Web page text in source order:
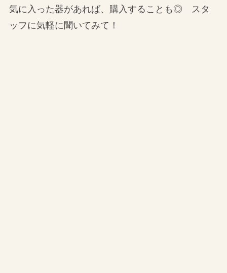
気に入った器があれば、購入することも◎ スタ
ッフに気軽に聞いてみて！